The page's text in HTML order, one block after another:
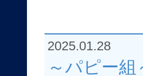
2025.01.28
～パピー組